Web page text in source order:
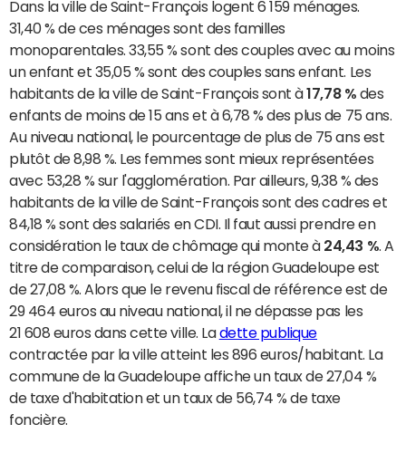
Dans la ville de Saint-François logent 6 159 ménages.
31,40 % de ces ménages sont des familles
monoparentales. 33,55 % sont des couples avec au moins
un enfant et 35,05 % sont des couples sans enfant. Les
habitants de la ville de Saint-François sont à17,78 % des
enfants de moins de 15 ans et à 6,78 % des plus de 75 ans.
Au niveau national, le pourcentage de plus de 75 ans est
plutôt de 8,98 %. Les femmes sont mieux représentées
avec 53,28 % sur l'agglomération. Par ailleurs, 9,38 % des
habitants de la ville de Saint-François sont des cadres et
84,18 % sont des salariés en CDI. Il faut aussi prendre en
considération le taux de chômage qui monte à 24,43 % . A
titre de comparaison, celui de la région Guadeloupe est
de 27,08 %. Alors que le revenu fiscal de référence est de
29 464 euros au niveau national, il ne dépasse pas les
21 608 euros dans cette ville. Ladette publique
contractée par la ville atteint les 896 euros/habitant. La
commune de la Guadeloupe affiche un taux de 27,04 %
de taxe d'habitation et un taux de 56,74 % de taxe
foncière.